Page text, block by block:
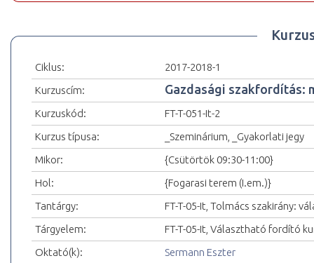
Ciklus:
2017-2018-1
Kurzuscím:
Gazdasági szakfordítás:
Kurzuskód:
FT-T-051-It-2
Kurzus típusa:
_Szeminárium, _Gyakorlati jegy
Mikor:
{Csütörtök 09:30-11:00}
Hol:
{Fogarasi terem (I.em.)}
Tantárgy:
FT-T-05-It, Tolmács szakirány:
Tárgyelem:
FT-T-05-It, Választható fordító
Oktató(k):
Sermann Eszter